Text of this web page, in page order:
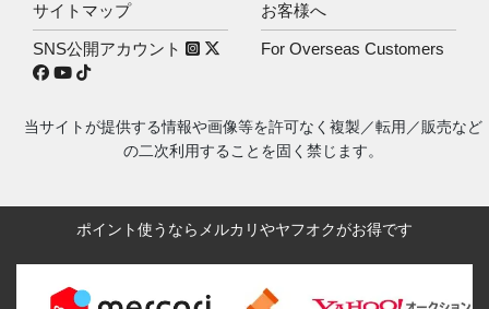
サイトマップ
SNS公開アカウント
お客様へ
For Overseas Customers
当サイトが提供する情報や画像等を許可なく複製／転用／販売など
の二次利用することを固く禁じます。
ポイント使うならメルカリやヤフオクがお得です